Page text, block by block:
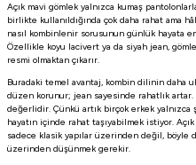
Açık mavi gömlek yalnızca kumaş
birlikte kullanıldığında çok daha rahat ama
nasıl kombinlenir sorusunun günlük hayata
Özellikle koyu lacivert ya da siyah jean,
resmi olmaktan çıkarır.
Buradaki temel avantaj, kombin dilinin daha
düzen korunur; jean sayesinde rahatlık
değerlidir. Çünkü artık birçok erkek yalnızca
hayatın içinde rahat taşıyabilmek istiyor.
sadece klasik yapılar üzerinden değil, böyle
üzerinden düşünmek gerekir.